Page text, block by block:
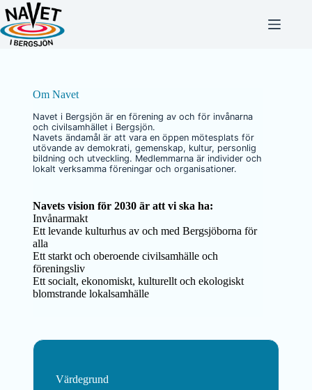
Hoppa
till
innehåll
Om Navet
Navet i Bergsjön är en förening av och för invånarna
och civilsamhället i Bergsjön.
Navets ändamål är att vara en öppen mötesplats för
utövande av demokrati, gemenskap, kultur, personlig
bildning och utveckling. Medlemmarna är individer och
lokalt verksamma föreningar och organisationer.
Navets vision för 2030 är att vi ska ha:
Invånarmakt
Ett levande kulturhus av och med Bergsjöborna för
alla
Ett starkt och oberoende civilsamhälle och
föreningsliv
Ett socialt, ekonomiskt, kulturellt och ekologiskt
blomstrande lokalsamhälle
Värdegrund